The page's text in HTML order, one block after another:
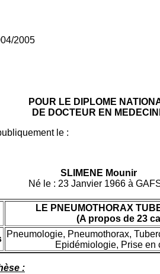
2005
POUR LE DIPLOME
DE DOCTEUR EN
le :
SLIMENE Mounir
Né le : 23 Janvier 1966 à
LE PNEUMOTHORAX
(A propos de 23
Pneumologie, Pneumothorax,
Epidémiologie, Prise en
: